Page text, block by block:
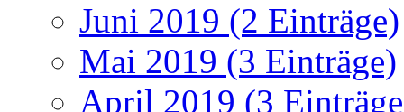
Juni 2019 (2 Einträge)
Mai 2019 (3 Einträge)
April 2019 (3